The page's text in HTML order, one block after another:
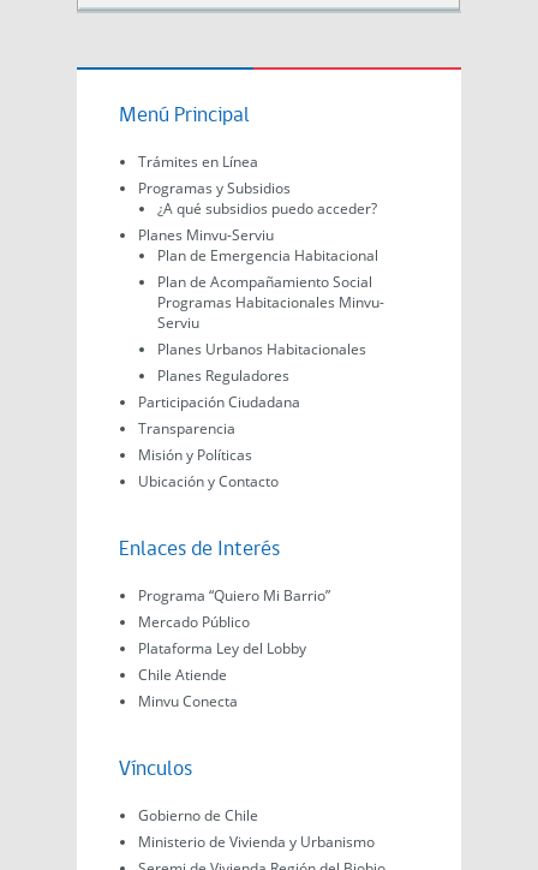
Menú Principal
Trámites en Línea
Programas y Subsidios
¿A qué subsidios puedo acceder?
Planes Minvu-Serviu
Plan de Emergencia Habitacional
Plan de Acompañamiento Social
Programas Habitacionales Minvu-
Serviu
Planes Urbanos Habitacionales
Planes Reguladores
Participación Ciudadana
Transparencia
Misión y Políticas
Ubicación y Contacto
Enlaces de Interés
Programa “Quiero Mi Barrio”
Mercado Público
Plataforma Ley del Lobby
Chile Atiende
Minvu Conecta
Vínculos
Gobierno de Chile
Ministerio de Vivienda y Urbanismo